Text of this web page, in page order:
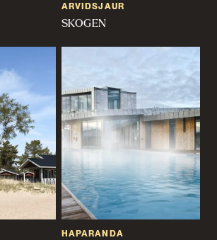
ARVIDSJAUR
SKOGEN
HAPARANDA